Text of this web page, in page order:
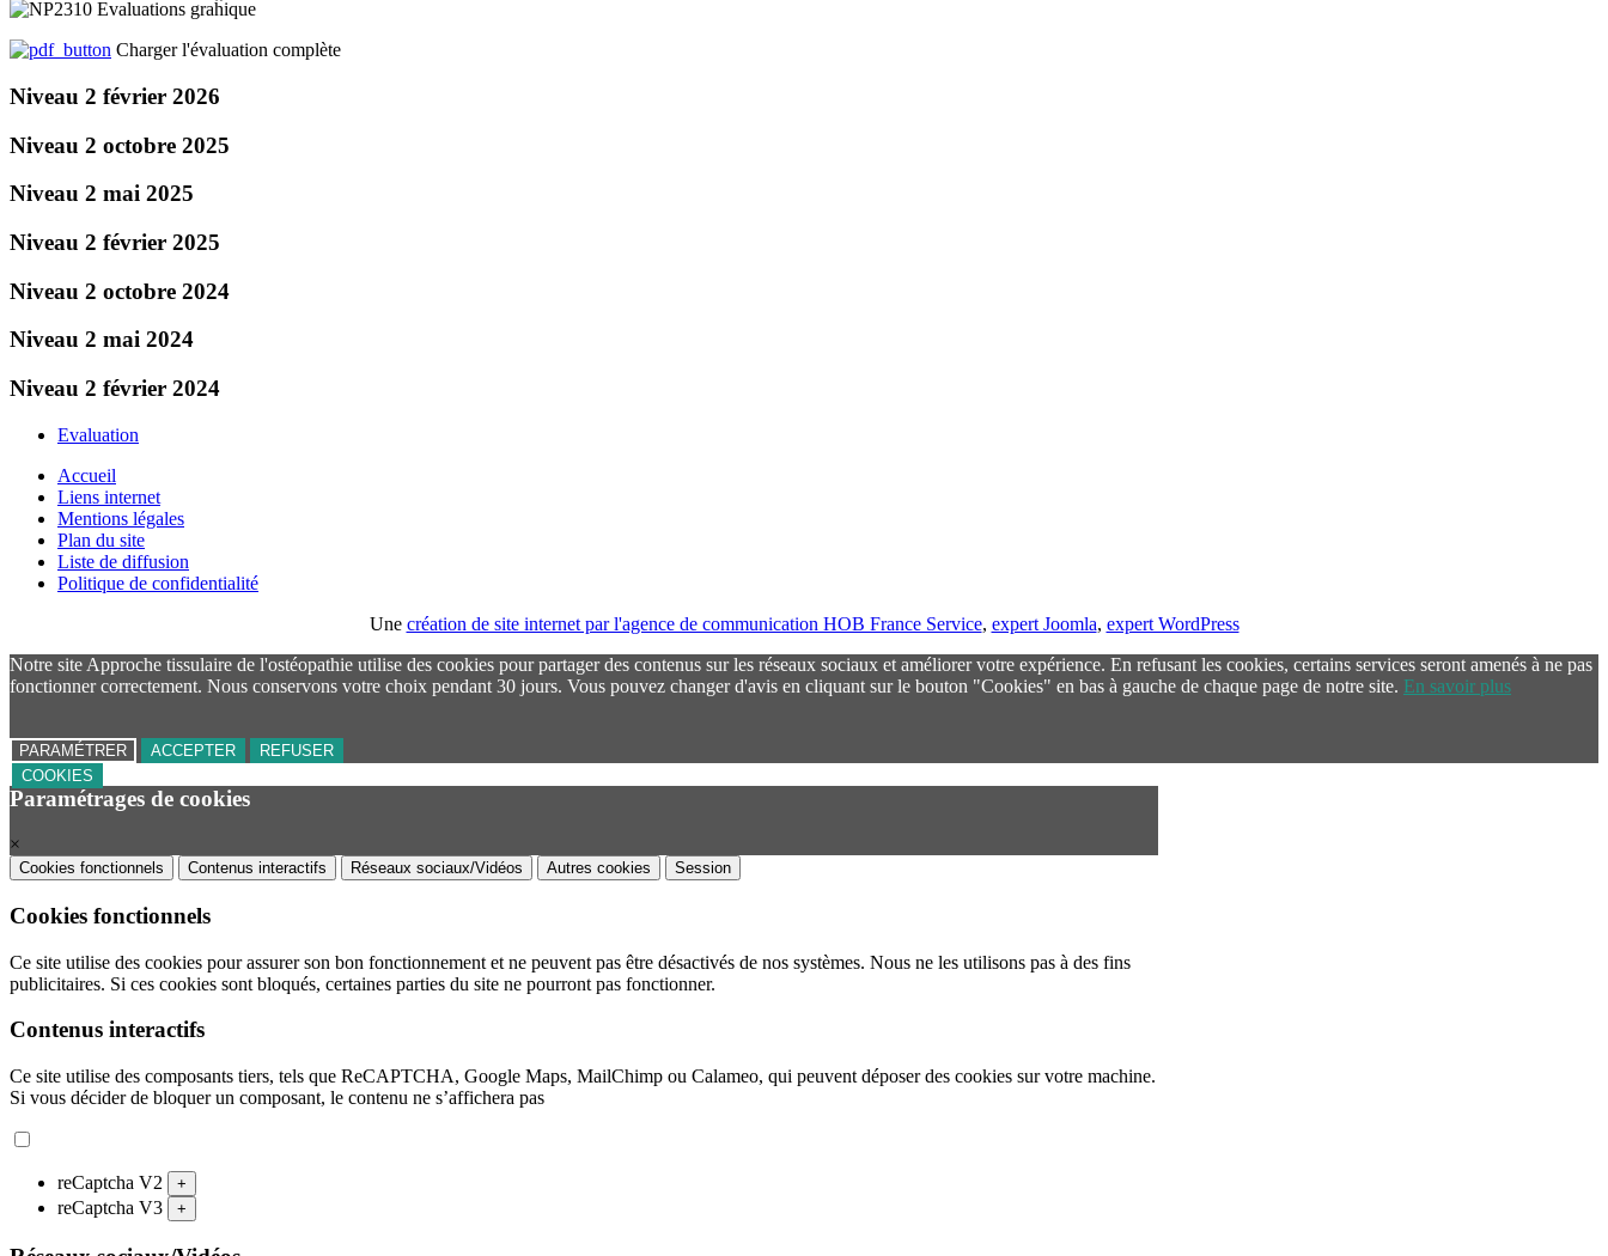
Charger l'évaluation complète
Niveau 2 février 2026
Niveau 2 octobre 2025
Niveau 2 mai 2025
Niveau 2 février 2025
Niveau 2 octobre 2024
Niveau 2 mai 2024
Niveau 2 février 2024
Evaluation
Accueil
Liens internet
Mentions légales
Plan du site
Liste de diffusion
Politique de confidentialité
Une création de site internet par l'agence de communication HOB France Service, expert Joomla, expert WordPress
Notre site Approche tissulaire de l'ostéopathie utilise des cookies pour partager des contenus sur les réseaux sociaux et améliorer votre expérience. En refusant les cookies, certains services seront amenés à ne pas
fonctionner correctement. Nous conservons votre choix pendant 30 jours. Vous pouvez changer d'avis en cliquant sur le bouton "Cookies" en bas à gauche de chaque page de notre site. En savoir plus
PARAMÉTRER ACCEPTER
REFUSER
COOKIES
Paramétrages de cookies
×
Cookies fonctionnels Contenus interactifs Réseaux sociaux/Vidéos Autres cookies Session
Cookies fonctionnels
Ce site utilise des cookies pour assurer son bon fonctionnement et ne peuvent pas être désactivés de nos systèmes. Nous ne les utilisons pas à des fins
publicitaires. Si ces cookies sont bloqués, certaines parties du site ne pourront pas fonctionner.
Contenus interactifs
Ce site utilise des composants tiers, tels que ReCAPTCHA, Google Maps, MailChimp ou Calameo, qui peuvent déposer des cookies sur votre machine.
Si vous décider de bloquer un composant, le contenu ne s’affichera pas
reCaptcha V2 +
reCaptcha V3 +